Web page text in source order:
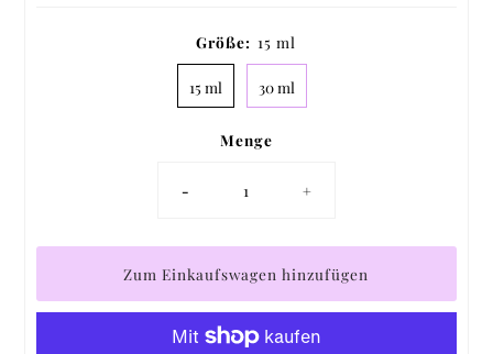
Größe: 15 ml
15 ml 30 ml
Menge
- +